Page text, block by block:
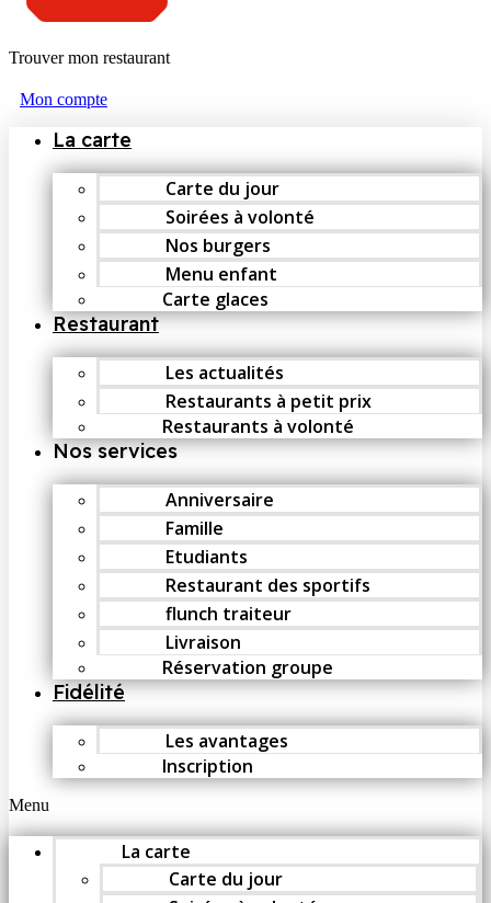
Trouver mon restaurant
Mon compte
La carte
Carte du jour
Soirées à volonté
Nos burgers
Menu enfant
Carte glaces
Restaurant
Les actualités
Restaurants à petit prix
Restaurants à volonté
Nos services
Anniversaire
Famille
Etudiants
Restaurant des sportifs
flunch traiteur
Livraison
Réservation groupe
Fidélité
Les avantages
Inscription
Menu
La carte
Carte du jour